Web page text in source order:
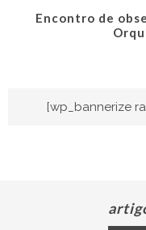
Encontro de
[wp_bannerize